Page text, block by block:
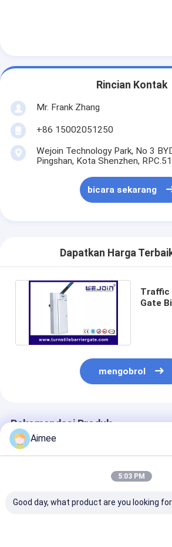
Rincian Kontak
Mr. Frank Zhang
+86 15002051250
Wejoin Technology Park, No 3
Pingshan, Kota Shenzhen,
bicara sekarang
Dapatkan Harga
Traffic
Gate
mengobrol
Rekomendasi Produk
Aimee
5:03 PM
Good day, what product are you looking